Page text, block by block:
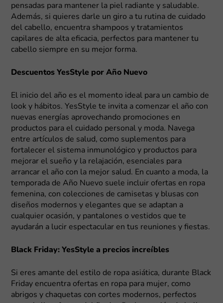
pensadas para mantener la piel radiante y saludable.
Además, si quieres darle un giro a tu rutina de cuidado
del cabello, encuentra shampoos y tratamientos
capilares de alta eficacia, perfectos para mantener tu
cabello siempre en su mejor forma.
Descuentos YesStyle por Año Nuevo
El inicio del año es el momento ideal para un cambio de
look y hábitos. YesStyle te invita a comenzar el año con
nuevas energías aprovechando promociones en
productos para el cuidado personal y moda. Navega
entre artículos de salud, como suplementos para
fortalecer el sistema inmunológico y productos para
mejorar el sueño y la relajación, esenciales para
arrancar el año con la mejor salud. En cuanto a moda, la
temporada de Año Nuevo suele incluir ofertas en ropa
femenina, con colecciones de camisetas y blusas con
diseños modernos y elegantes que se adaptan a
cualquier ocasión, y pantalones o vestidos que te
ayudarán a lucir espectacular en tus reuniones y fiestas.
Black Friday: YesStyle a precios increíbles
Si eres amante del estilo de ropa asiática, durante Black
Friday encuentra ofertas en ropa para mujer, como
abrigos y chaquetas con cortes modernos, perfectos